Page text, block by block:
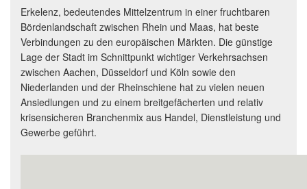
Erkelenz, bedeutendes Mittelzentrum in einer fruchtbaren
Bördenlandschaft zwischen Rhein und Maas, hat beste
Verbindungen zu den europäischen Märkten. Die günstige
Lage der Stadt im Schnittpunkt wichtiger Verkehrsachsen
zwischen Aachen, Düsseldorf und Köln sowie den
Niederlanden und der Rheinschiene hat zu vielen neuen
Ansiedlungen und zu einem breitgefächerten und relativ
krisensicheren Branchenmix aus Handel, Dienstleistung und
Gewerbe geführt.